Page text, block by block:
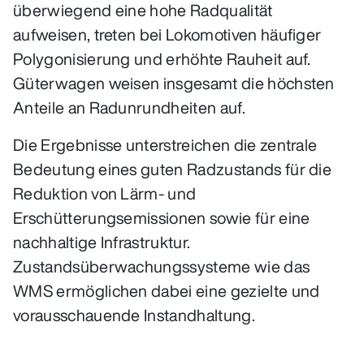
überwiegend eine hohe Radqualität
aufweisen, treten bei Lokomotiven häufiger
Polygonisierung und erhöhte Rauheit auf.
Güterwagen weisen insgesamt die höchsten
Anteile an Radunrundheiten auf.
Die Ergebnisse unterstreichen die zentrale
Bedeutung eines guten Radzustands für die
Reduktion von Lärm- und
Erschütterungsemissionen sowie für eine
nachhaltige Infrastruktur.
Zustandsüberwachungssysteme wie das
WMS ermöglichen dabei eine gezielte und
vorausschauende Instandhaltung.